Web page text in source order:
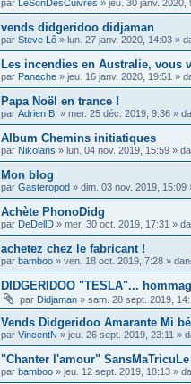
par LeSonDesCuivres » jeu. 30 janv. 2020,
vends didgeridoo didjaman
par Steve Lô » lun. 27 janv. 2020, 14:03 »
Les incendies en Australie, vous
par Panache » jeu. 16 janv. 2020, 19:51 »
Papa Noël en trance !
par Adrien B. » mer. 25 déc. 2019, 9:36 »
Album Chemins initiatiques
par Nikolans » lun. 04 nov. 2019, 15:59 »
Mon blog
par Gasteropod » dim. 03 nov. 2019, 15:09
Achète PhonoDidg
par DeDellD » mer. 30 oct. 2019, 17:31 »
achetez chez le fabricant !
par bamboo » ven. 18 oct. 2019, 7:28 »
DIDGERIDOO "TESLA"...
par Didjaman » sam. 28 sept. 2019,
Vends Didgeridoo Amarante Mi
par VincentN » jeu. 26 sept. 2019, 23:11 »
"Chanter l'amour" SansMaTricuLe
par bamboo » jeu. 12 sept. 2019, 18:13 »